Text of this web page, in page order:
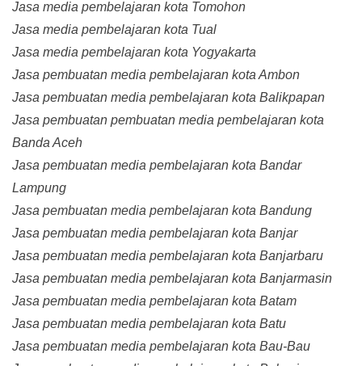
Jasa media pembelajaran kota Tomohon
Jasa media pembelajaran kota Tual
Jasa media pembelajaran kota Yogyakarta
Jasa pembuatan media pembelajaran kota Ambon
Jasa pembuatan media pembelajaran kota Balikpapan
Jasa pembuatan pembuatan media pembelajaran kota
Banda Aceh
Jasa pembuatan media pembelajaran kota Bandar
Lampung
Jasa pembuatan media pembelajaran kota Bandung
Jasa pembuatan media pembelajaran kota Banjar
Jasa pembuatan media pembelajaran kota Banjarbaru
Jasa pembuatan media pembelajaran kota Banjarmasin
Jasa pembuatan media pembelajaran kota Batam
Jasa pembuatan media pembelajaran kota Batu
Jasa pembuatan media pembelajaran kota Bau-Bau